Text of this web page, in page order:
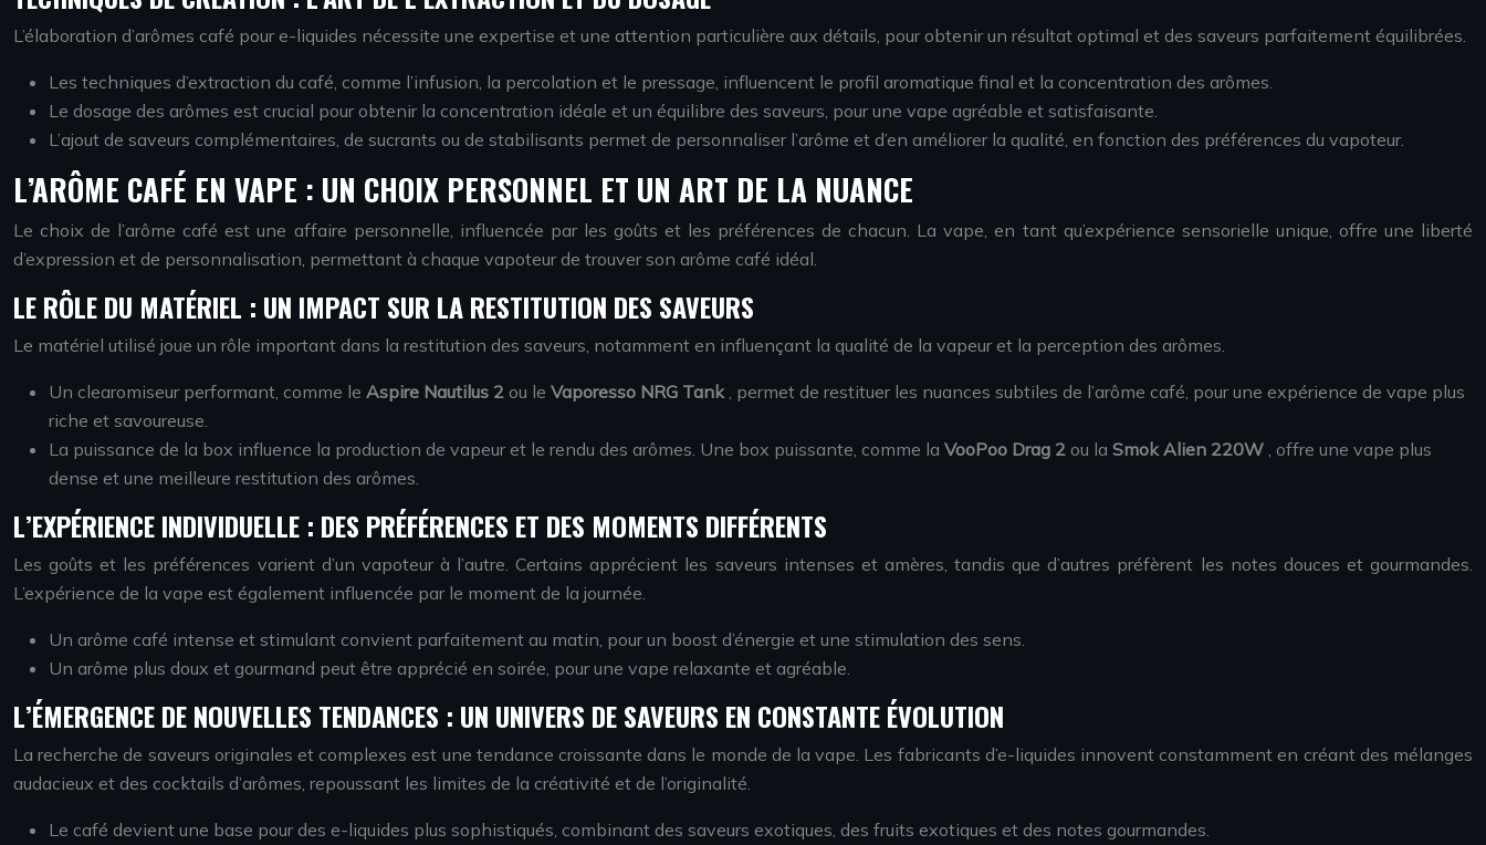
L’élaboration d’arômes café pour e-liquides nécessite une expertise et une attention particulière aux détails, pour obtenir un résultat optimal et des saveurs parfaitement équilibrées.
Les techniques d’extraction du café, comme l’infusion, la percolation et le pressage, influencent le profil aromatique final et la concentration des arômes.
Le dosage des arômes est crucial pour obtenir la concentration idéale et un équilibre des saveurs, pour une vape agréable et satisfaisante.
L’ajout de saveurs complémentaires, de sucrants ou de stabilisants permet de personnaliser l’arôme et d’en améliorer la qualité, en fonction des préférences du vapoteur.
L’ARÔME CAFÉ EN VAPE : UN CHOIX PERSONNEL ET UN ART DE LA NUANCE
Le choix de l’arôme café est une affaire personnelle, influencée par les goûts et les préférences de chacun. La vape, en tant qu’expérience sensorielle unique, offre une liberté
d’expression et de personnalisation, permettant à chaque vapoteur de trouver son arôme café idéal.
LE RÔLE DU MATÉRIEL : UN IMPACT SUR LA RESTITUTION DES SAVEURS
Le matériel utilisé joue un rôle important dans la restitution des saveurs, notamment en influençant la qualité de la vapeur et la perception des arômes.
Un clearomiseur performant, comme le Aspire Nautilus 2 ou le Vaporesso NRG Tank , permet de restituer les nuances subtiles de l’arôme café, pour une expérience de vape plus
riche et savoureuse.
La puissance de la box influence la production de vapeur et le rendu des arômes. Une box puissante, comme la VooPoo Drag 2 ou la Smok Alien 220W , offre une vape plus
dense et une meilleure restitution des arômes.
L’EXPÉRIENCE INDIVIDUELLE : DES PRÉFÉRENCES ET DES MOMENTS DIFFÉRENTS
Les goûts et les préférences varient d’un vapoteur à l’autre. Certains apprécient les saveurs intenses et amères, tandis que d’autres préfèrent les notes douces et gourmandes.
L’expérience de la vape est également influencée par le moment de la journée.
Un arôme café intense et stimulant convient parfaitement au matin, pour un boost d’énergie et une stimulation des sens.
Un arôme plus doux et gourmand peut être apprécié en soirée, pour une vape relaxante et agréable.
L’ÉMERGENCE DE NOUVELLES TENDANCES : UN UNIVERS DE SAVEURS EN CONSTANTE ÉVOLUTION
La recherche de saveurs originales et complexes est une tendance croissante dans le monde de la vape. Les fabricants d’e-liquides innovent constamment en créant des mélanges
audacieux et des cocktails d’arômes, repoussant les limites de la créativité et de l’originalité.
Le café devient une base pour des e-liquides plus sophistiqués, combinant des saveurs exotiques, des fruits exotiques et des notes gourmandes.